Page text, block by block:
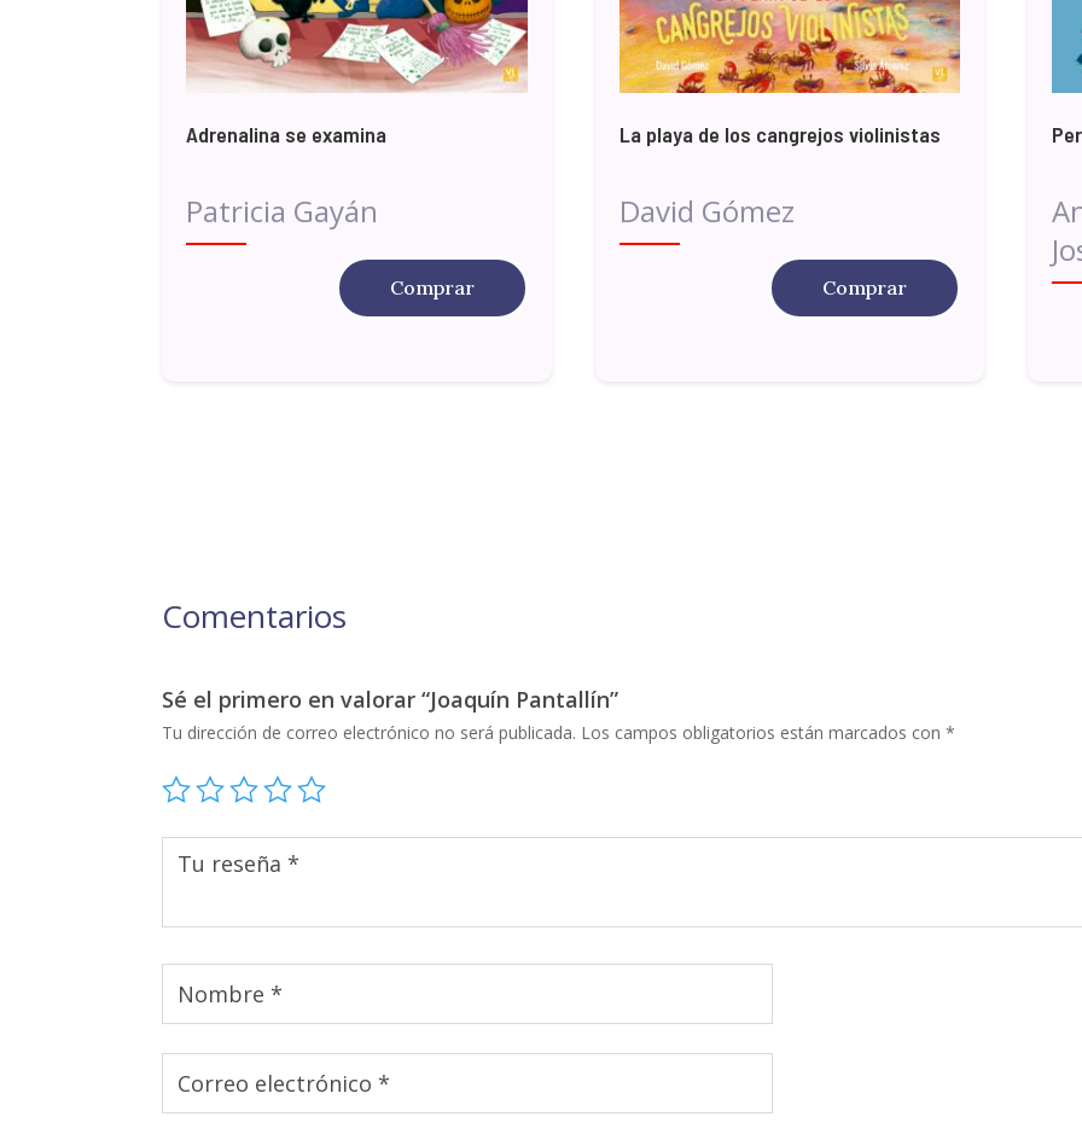
Adrenalina se examina
Patricia Gayán
Comprar
La playa de los cangrejos violinistas
David Gómez
Comprar
Comentarios
Sé el primero en valorar “Joaquín Pantallín”
Tu dirección de correo electrónico no será publicada. Los campos obligatorios están marcados con*